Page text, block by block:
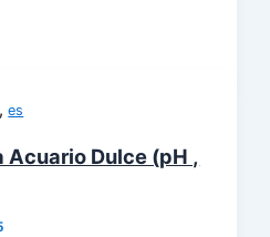
,es
Acuario Dulce (pH ,